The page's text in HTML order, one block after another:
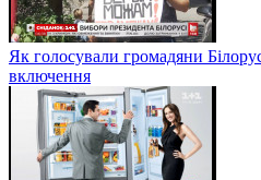
Як голосували громадяни
включення